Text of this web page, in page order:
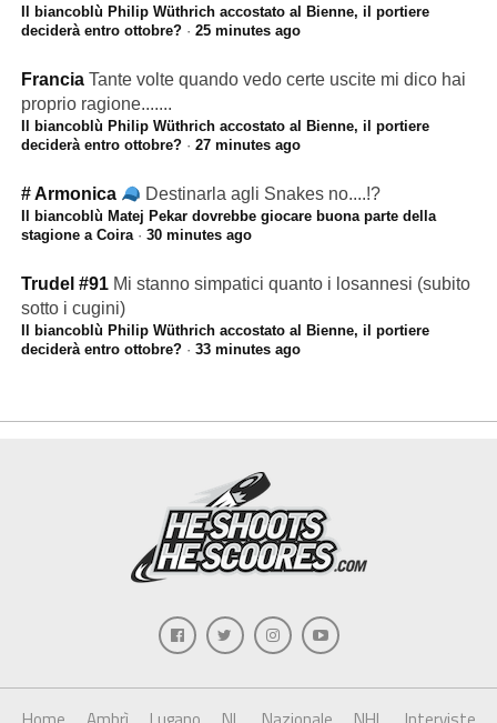
Il biancoblù Philip Wüthrich accostato al Bienne, il portiere
deciderà entro ottobre?· 25 minutes ago
Francia Tante volte quando vedo certe uscite mi dico hai
proprio ragione.......
Il biancoblù Philip Wüthrich accostato al Bienne, il portiere
deciderà entro ottobre?· 27 minutes ago
# Armonica Destinarla agli Snakes no....!?
Il biancoblù Matej Pekar dovrebbe giocare buona parte della
stagione a Coira· 30 minutes ago
Trudel #91 Mi stanno simpatici quanto i losannesi (subito
sotto i cugini)
Il biancoblù Philip Wüthrich accostato al Bienne, il portiere
deciderà entro ottobre?· 33 minutes ago